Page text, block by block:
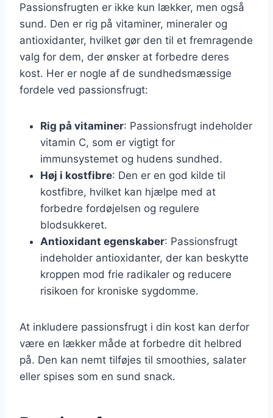
Passionsfrugten er ikke kun lækker, men også
sund. Den er rig på vitaminer, mineraler og
antioxidanter, hvilket gør den til et fremragende
valg for dem, der ønsker at forbedre deres
kost. Her er nogle af de sundhedsmæssige
fordele ved passionsfrugt:
Rig på vitaminer: Passionsfrugt indeholder
vitamin C, som er vigtigt for
immunsystemet og hudens sundhed.
Høj i kostfibre: Den er en god kilde til
kostfibre, hvilket kan hjælpe med at
forbedre fordøjelsen og regulere
blodsukkeret.
Antioxidant egenskaber: Passionsfrugt
indeholder antioxidanter, der kan beskytte
kroppen mod frie radikaler og reducere
risikoen for kroniske sygdomme.
At inkludere passionsfrugt i din kost kan derfor
være en lækker måde at forbedre dit helbred
på. Den kan nemt tilføjes til smoothies, salater
eller spises som en sund snack.